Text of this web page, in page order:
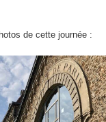
de cette journée :